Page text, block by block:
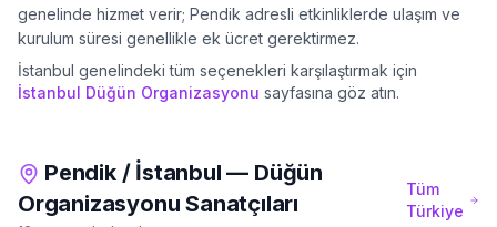
genelinde hizmet verir; Pendik adresli etkinliklerde ulaşım ve
kurulum süresi genellikle ek ücret gerektirmez.
İstanbul genelindeki tüm seçenekleri karşılaştırmak için
İstanbul Düğün Organizasyonu sayfasına göz atın.
Pendik/ İstanbul — Düğün
Organizasyonu Sanatçıları
Tüm
Türkiye